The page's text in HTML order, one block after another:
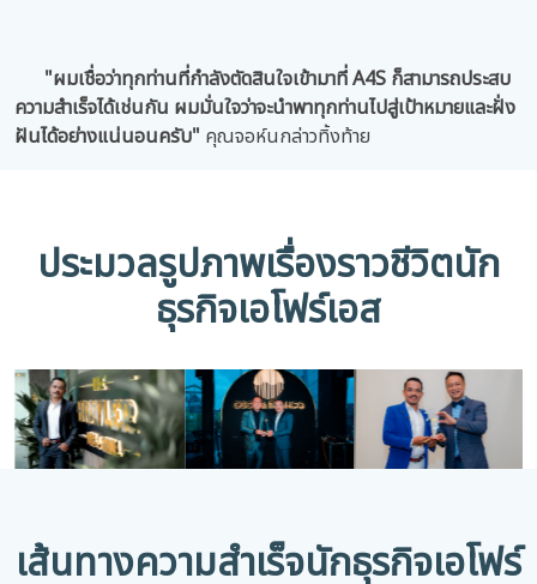
"ผมเชื่อว่าทุกท่านที่กำลังตัดสินใจเข้ามาที่ A4S ก็สามารถประสบ
ความสำเร็จได้เช่นกัน ผมมั่นใจว่าจะนำพาทุกท่านไปสู่เป้าหมายและฝั่ง
ฝันได้อย่างแน่นอนครับ" คุณจอห์นกล่าวทิ้งท้าย
ประมวลรูปภาพเรื่องราวชีวิตนัก
ธุรกิจเอโฟร์เอส
เส้นทางความสำเร็จนักธุรกิจเอโฟร์